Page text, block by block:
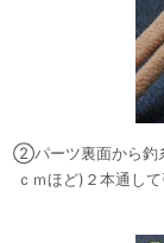
②パーツ裏面から釣
ｃｍほど)２本通し